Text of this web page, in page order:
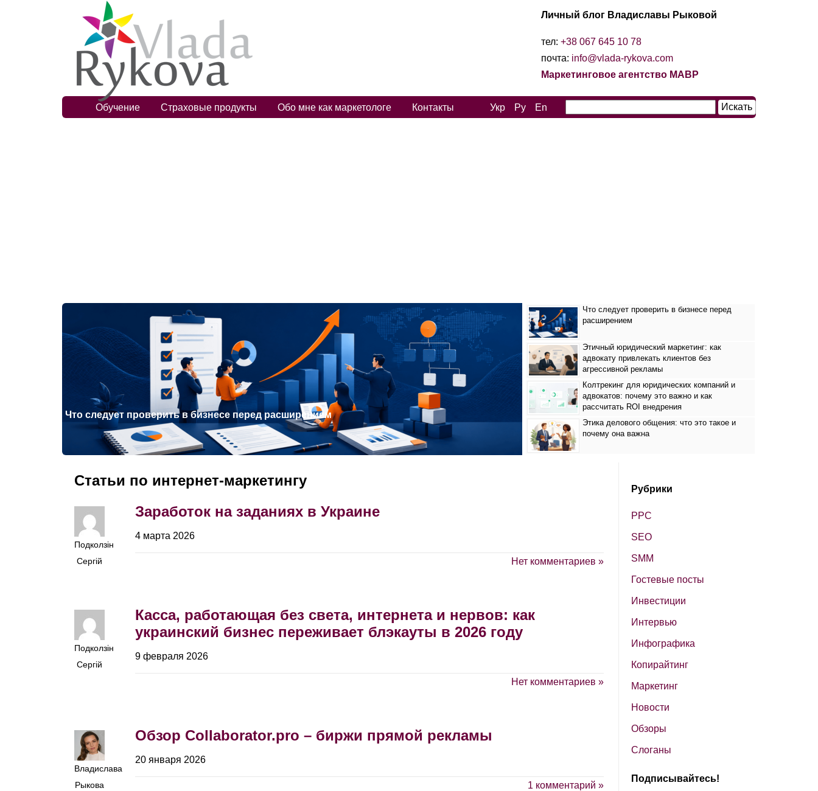
Личный блог Владиславы Рыковой
тел: +38 067 645 10 78
почта: info@vlada-rykova.com
Маркетинговое агентство МАВР
Обучение Страховые продукты Обо мне как маркетологе Контакты Укр Ру En
Что следует проверить в бизнесе перед расширением
Что следует проверить в бизнесе перед
расширением
Этичный юридический маркетинг: как
адвокату привлекать клиентов без
агрессивной рекламы
Колтрекинг для юридических компаний и
адвокатов: почему это важно и как
рассчитать ROI внедрения
Этика делового общения: что это такое и
почему она важна
Статьи по интернет-маркетингу
Подколзін
Сергій
Заработок на заданиях в Украине
4 марта 2026
Нет комментариев »
Подколзін
Сергій
Касса, работающая без света, интернета и нервов: как
украинский бизнес переживает блэкауты в 2026 году
9 февраля 2026
Нет комментариев »
Владислава
Рыкова
Обзор Collaborator.pro – биржи прямой рекламы
20 января 2026
1 комментарий »
Рубрики
PPC
SЕО
SМM
Гостевые посты
Инвестиции
Интервью
Инфографика
Копирайтинг
Маркетинг
Новости
Обзоры
Слоганы
Подписывайтесь!